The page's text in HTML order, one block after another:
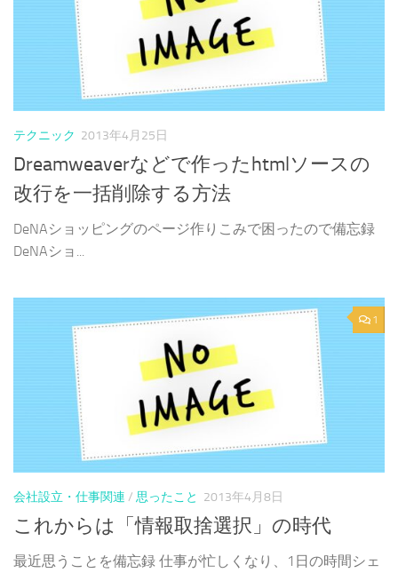
テクニック 2013年4月25日
Dreamweaverなどで作ったhtmlソースの
改行を一括削除する方法
DeNAショッピングのページ作りこみで困ったので備忘録
DeNAショ...
1
会社設立・仕事関連 / 思ったこと 2013年4月8日
これからは「情報取捨選択」の時代
最近思うことを備忘録 仕事が忙しくなり、1日の時間シェ